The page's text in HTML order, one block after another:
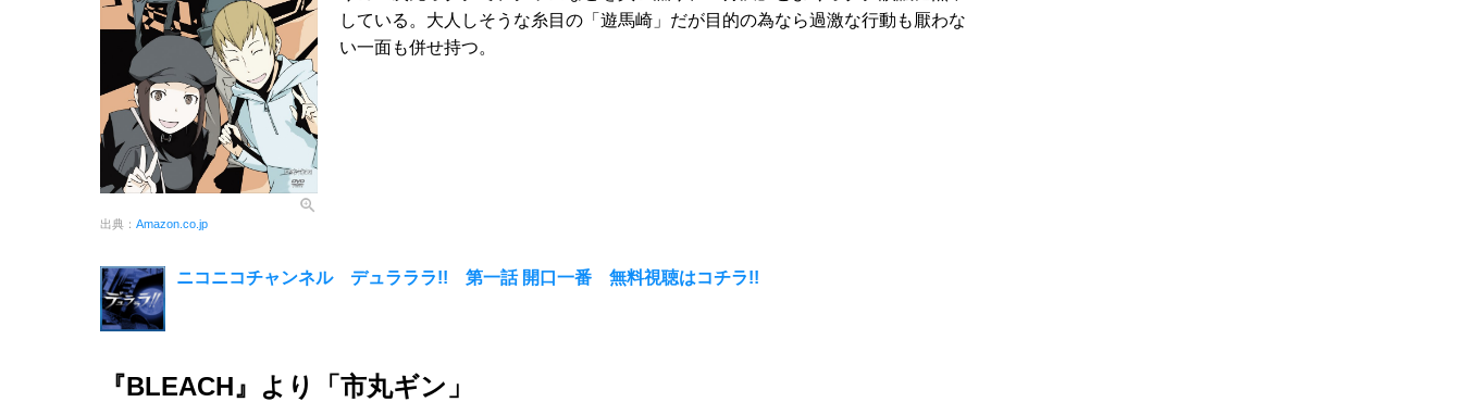
出典： Amazon.co.jp
している。大人しそうな糸目の「遊馬崎」だが目的の為なら過激な行動も厭わな
い一面も併せ持つ。
ニコニコチャンネル デュラララ!! 第一話 開口一番 無料視聴はコチラ!!
『BLEACH』より「市丸ギン」